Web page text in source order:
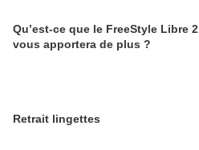
Qu’est-ce que le FreeStyle Libre 2
vous apportera de plus ?
Retrait lingettes